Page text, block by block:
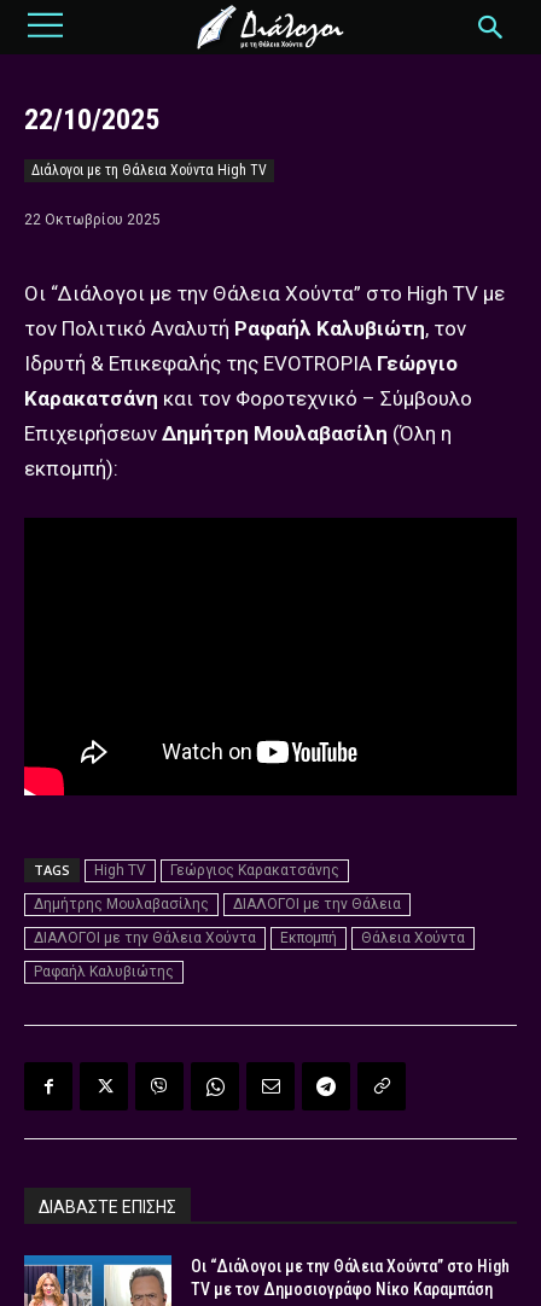
22/10/2025
Διάλογοι με τη Θάλεια Χούντα High TV
22 Οκτωβρίου 2025
Οι “Διάλογοι με την Θάλεια Χούντα” στο High TV με
τον Πολιτικό Αναλυτή Ραφαήλ Καλυβιώτη, τον
Ιδρυτή & Επικεφαλής της EVOTROPIA Γεώργιο
Καρακατσάνη και τον Φοροτεχνικό – Σύμβουλο
Επιχειρήσεων Δημήτρη Μουλαβασίλη (Όλη η
εκπομπή):
TAGS High TV
Γεώργιος Καρακατσάνης
Δημήτρης Μουλαβασίλης
ΔΙΑΛΟΓΟΙ με την Θάλεια
ΔΙΑΛΟΓΟΙ με την Θάλεια Χούντα
Εκπομπή
Θάλεια Χούντα
Ραφαήλ Καλυβιώτης
ΔΙΑΒΑΣΤΕ ΕΠΙΣΗΣ
Οι “Διάλογοι με την Θάλεια Χούντα” στο High
TV με τον Δημοσιογράφο Νίκο Καραμπάση